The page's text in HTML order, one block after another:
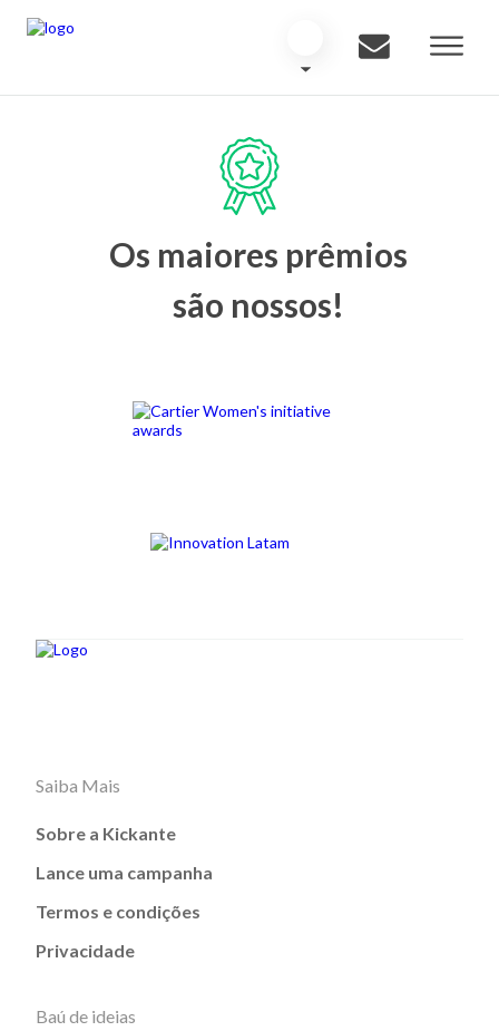
Os maiores prêmios
são nossos!
Saiba Mais
Sobre a Kickante
Lance uma campanha
Termos e condições
Privacidade
Baú de ideias